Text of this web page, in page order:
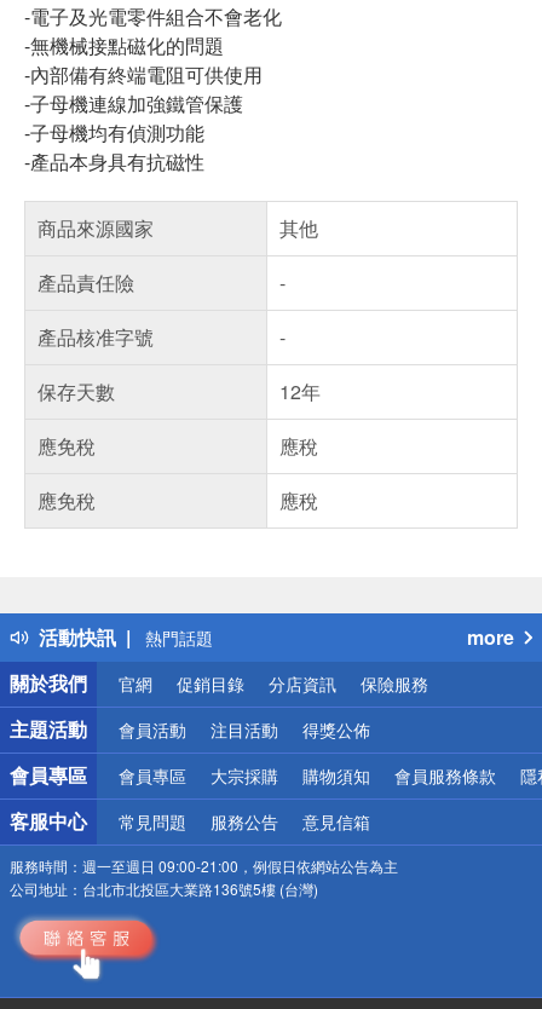
-電子及光電零件組合不會老化
-無機械接點磁化的問題
-內部備有終端電阻可供使用
-子母機連線加強鐵管保護
-子母機均有偵測功能
-產品本身具有抗磁性
商品來源國家
其他
產品責任險
-
產品核准字號
-
保存天數
12年
應免稅
應稅
應免稅
應稅
活動快訊
得獎公告
熱門話題
銀行優惠
偏遠地區配送
詐騙網頁！請小心！
more
關於我們
官網 促銷目錄 分店資訊 保險服務
主題活動 會員活動 注目活動 得獎公佈
會員專區 會員專區 大宗採購 購物須知 會員服務條款 隱
客服中心 常見問題 服務公告 意見信箱
服務時間： 週一至週日 09:00-21:00，例假日依網站公告為主
公司地址： 台北市北投區大業路136號5樓 (台灣)